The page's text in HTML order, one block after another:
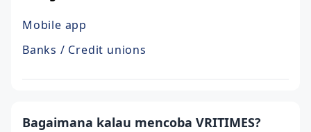
Mobile app
Banks / Credit unions
Bagaimana kalau mencoba VRITIMES?